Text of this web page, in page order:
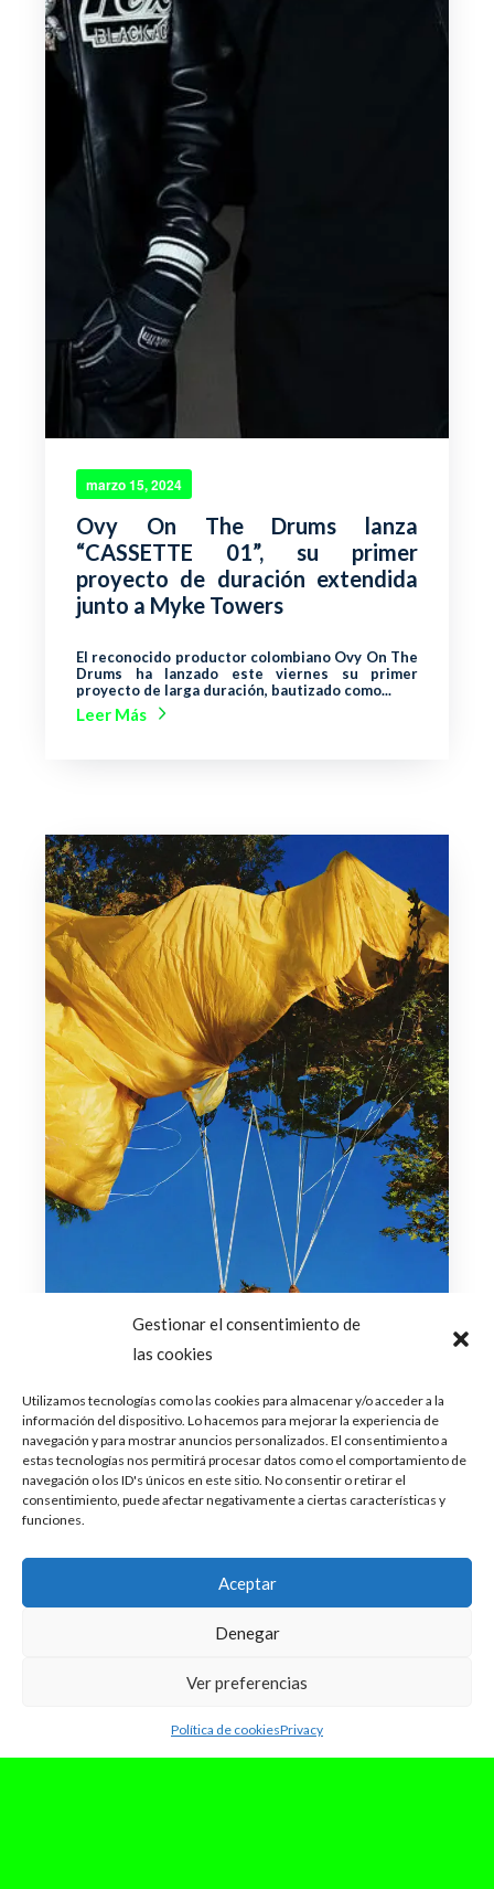
Gestionar el consentimiento de
las cookies
Utilizamos tecnologías como las cookies para almacenar y/o acceder a la
información del dispositivo. Lo hacemos para mejorar la experiencia de
navegación y para mostrar anuncios personalizados. El consentimiento a
estas tecnologías nos permitirá procesar datos como el comportamiento de
navegación o los ID's únicos en este sitio. No consentir o retirar el
consentimiento, puede afectar negativamente a ciertas características y
funciones.
Aceptar
Denegar
Ver preferencias
Política de cookiesPrivacy
marzo 15, 2024
Ovy On The Drums lanza
“CASSETTE 01”, su primer
proyecto de duración extendida
junto a Myke Towers
El reconocido productor colombiano Ovy On The
Drums ha lanzado este viernes su primer
proyecto de larga duración, bautizado como...
Leer Más